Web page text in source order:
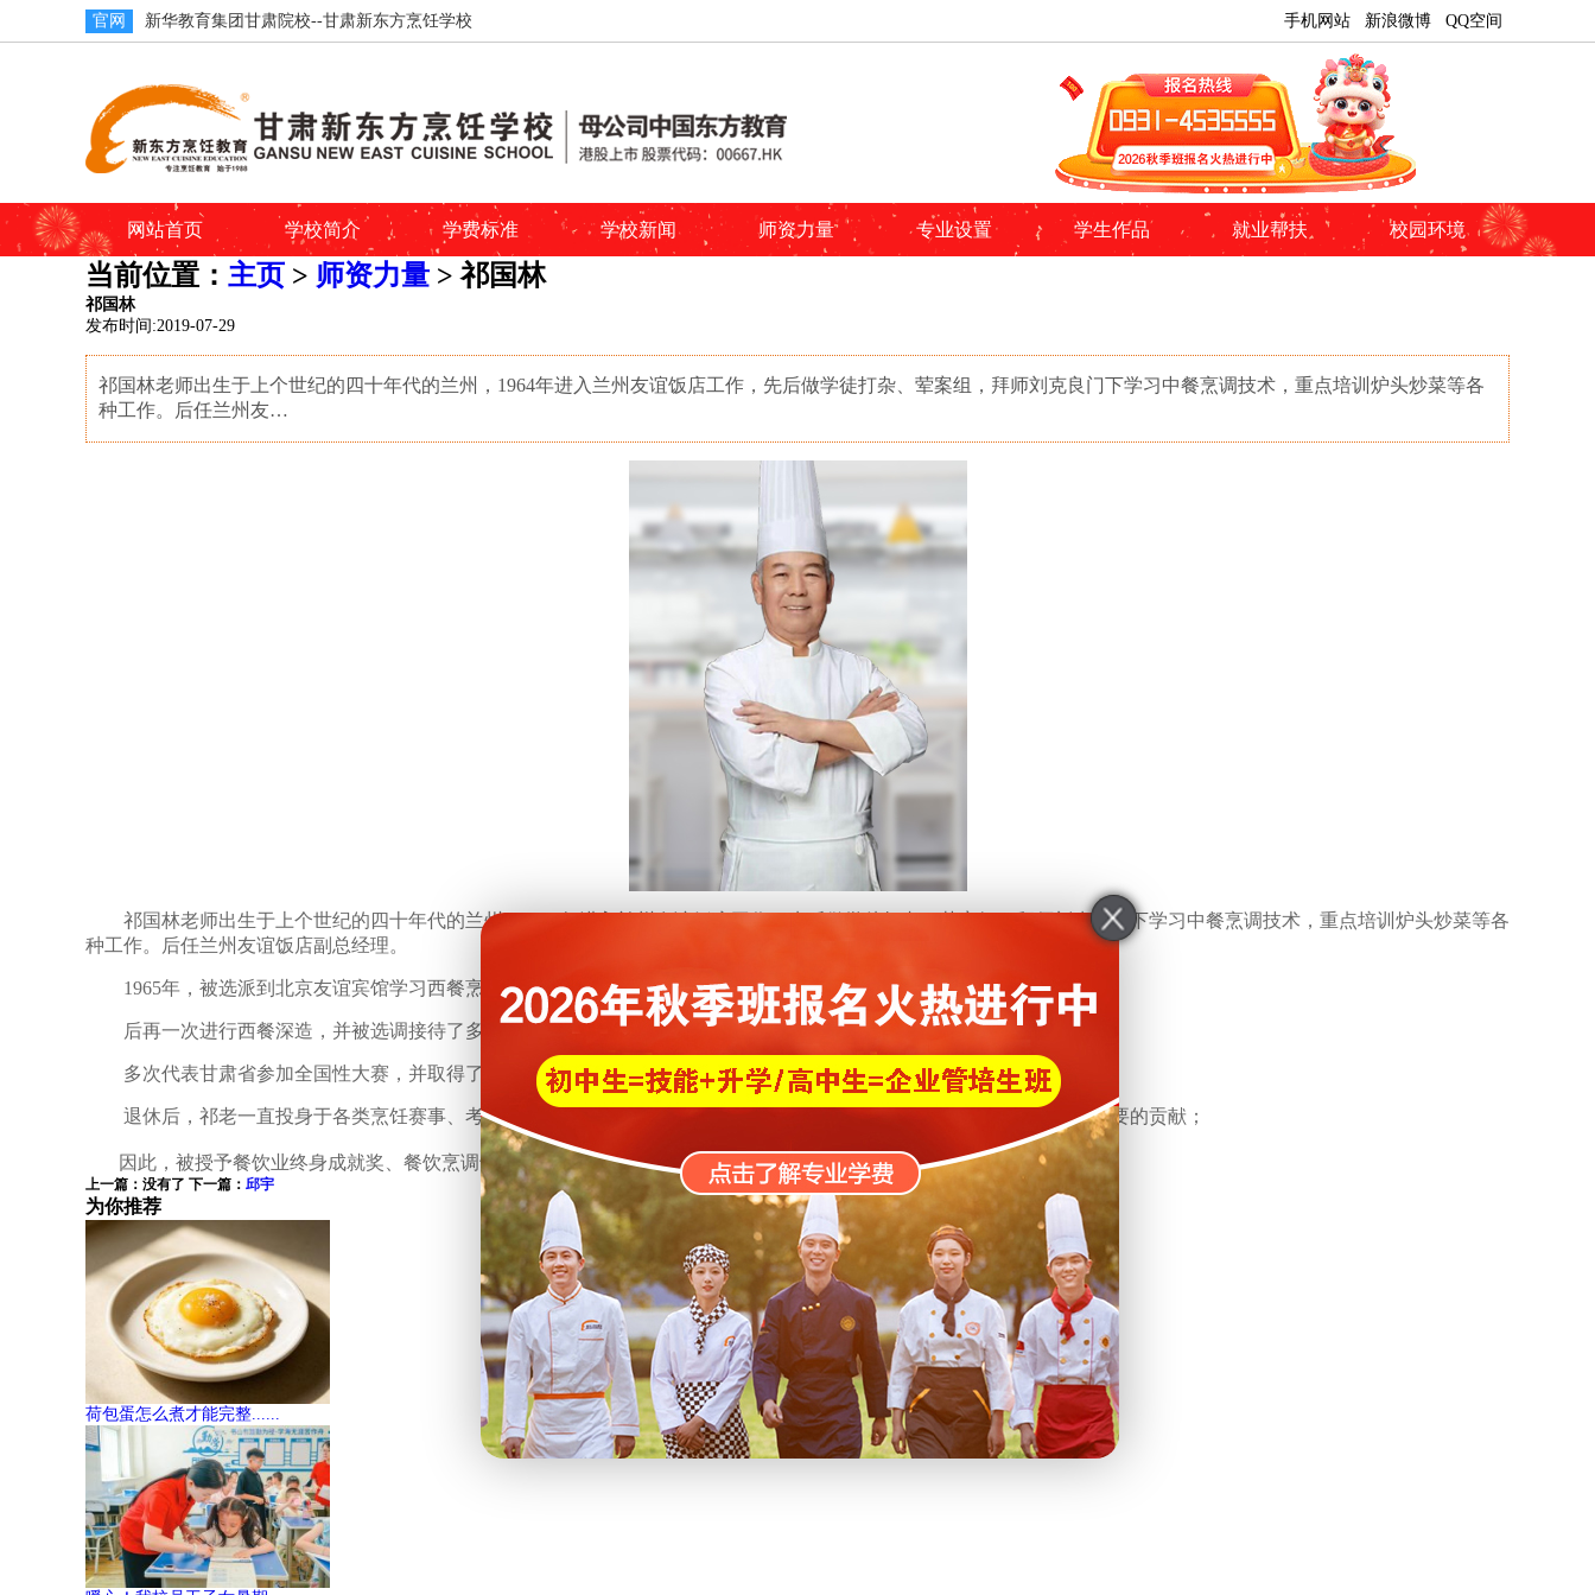
官网 新华教育集团甘肃院校--甘肃新东方烹饪学校 手机网站 新浪微博 QQ空间
网站首页 学校简介 学费标准 学校新闻 师资力量 专业设置 学生作品 就业帮扶 校园环境
当前位置： 主页 > 师资力量 > 祁国林
祁国林
发布时间:2019-07-29
祁国林老师出生于上个世纪的四十年代的兰州，1964年进入兰州友谊饭店工作，先后做学徒打杂、荤案组，拜师刘克良门下学习中餐烹调技术，重点培训炉头炒菜等各
种工作。后任兰州友…
祁国林老师出生于上个世纪的四十年代的兰州，1964年进入兰州友谊饭店工作，先后做学徒打杂、荤案组，拜师刘克良门下学习中餐烹调技术，重点培训炉头炒菜等各
种工作。后任兰州友谊饭店副总经理。
1965年，被选派到北京友谊宾馆学习西餐烹调技术，期间得到多位行业前辈的培训指导；
后再一次进行西餐深造，并被选调接待了多位国外领导人，得到了高度好评；
多次代表甘肃省参加全国性大赛，并取得了不凡的成绩；
退休后，祁老一直投身于各类烹饪赛事、考评等工作，致力于烹饪文化的传承和发扬，为我省、我国烹饪事业做出了重要的贡献；
因此，被授予餐饮业终身成就奖、餐饮烹调十大巨匠等荣誉。
上一篇：没有了 下一篇： 邱宇
为你推荐
荷包蛋怎么煮才能完整......